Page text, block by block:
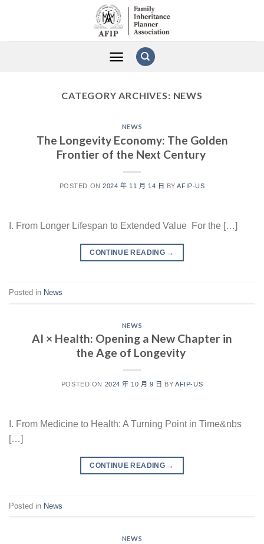
CATEGORY ARCHIVES: NEWS
NEWS
The Longevity Economy: The Golden
Frontier of the Next Century
POSTED ON2024 年 11 月 14 日 BYAFIP-US
I. From Longer Lifespan to Extended Value For the […]
CONTINUE READING →
Posted in News
NEWS
AI × Health: Opening a New Chapter in
the Age of Longevity
POSTED ON 2024 年 10 月 9 日 BYAFIP-US
I. From Medicine to Health: A Turning Point in Time&nbs
[…]
CONTINUE READING →
Posted in News
NEWS